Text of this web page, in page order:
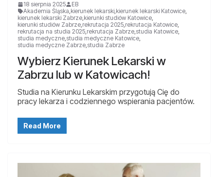
18 sierpnia 2025
EB
Akademia Śląska,kierunek lekarski,kierunek lekarski Katowice,
kierunek lekarski Zabrze,kierunki studiów Katowice,
kierunki studiów Zabrze,rekrutacja 2025,rekrutacja Katowice,
rekrutacja na studia 2025,rekrutacja Zabrze,studia Katowice,
studia medyczne,studia medyczne Katowice,
studia medyczne Zabrze,studia Zabrze
Wybierz Kierunek Lekarski w
Zabrzu lub w Katowicach!
Studia na Kierunku Lekarskim przygotują Cię do
pracy lekarza i codziennego wspierania pacjentów.
Read More